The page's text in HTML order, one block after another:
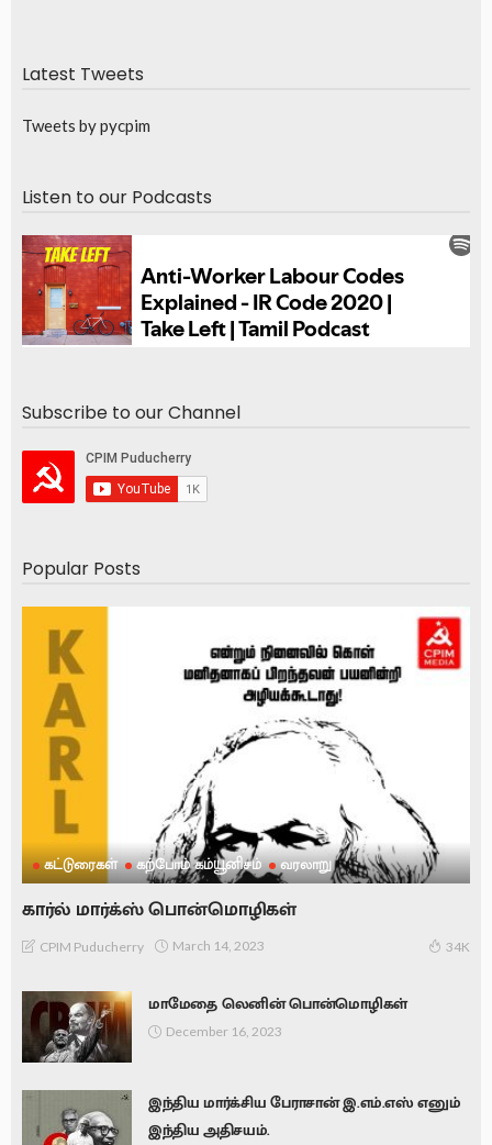
Latest Tweets
Tweets by pycpim
Listen to our Podcasts
Subscribe to our Channel
Popular Posts
கட்டுரைகள் கற்போம் கம்யூனிசம் வரலாறு
கார்ல் மார்க்ஸ் பொன்மொழிகள்
CPIM Puducherry March 14, 2023 34K
மாமேதை லெனின் பொன்மொழிகள்
December 16, 2023
இந்திய மார்க்சிய பேராசான் இ.எம்.எஸ் எனும்
இந்திய அதிசயம்.